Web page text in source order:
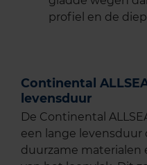
profiel en de
Continental
levensduur
De Continental
een lange
duurzame materialen